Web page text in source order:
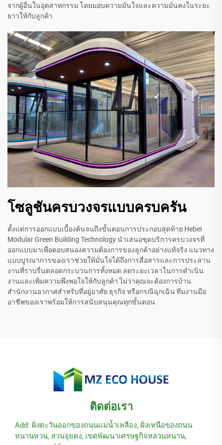
จากผู้อื่นในอุตสาหกรรม โดยมอบความมั่นใจและความมั่นคงในระยะ
ยาวให้กับลูกค้า
โซลูชันครบวงจรแบบครบครัน
ตั้งแต่การออกแบบเบื้องต้นจนถึงขั้นตอนการประกอบสุดท้าย Hebei
Modular Green Building Technology นำเสนอชุดบริการครบวงจรที่
ออกแบบมาเพื่อตอบสนองความต้องการของลูกค้าอย่างแท้จริง แนวทาง
แบบบูรณาการของเราช่วยให้มั่นใจได้ถึงการสื่อสารและการประสาน
งานที่ราบรื่นตลอดกระบวนการทั้งหมด ลดระยะเวลาในการดำเนิน
งานและเพิ่มความพึงพอใจให้กับลูกค้า ไม่ว่าคุณจะต้องการบ้าน
สำนักงานอวกาศสำหรับที่อยู่อาศัย ธุรกิจ หรือกรณีฉุกเฉิน ทีมงานมือ
อาชีพของเราพร้อมให้การสนับสนุนคุณทุกขั้นตอน
ติดต่อเรา
Add: ฝั่งตะวันออกของถนนแม่น้ำเหลือง, ฝั่งเหนือของถนน
หนานหวน, สวนจุยตง, เขตพัฒนาเศรษฐกิจหลวนหนาน,